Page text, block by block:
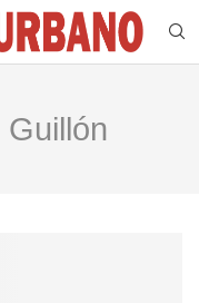
Guillón